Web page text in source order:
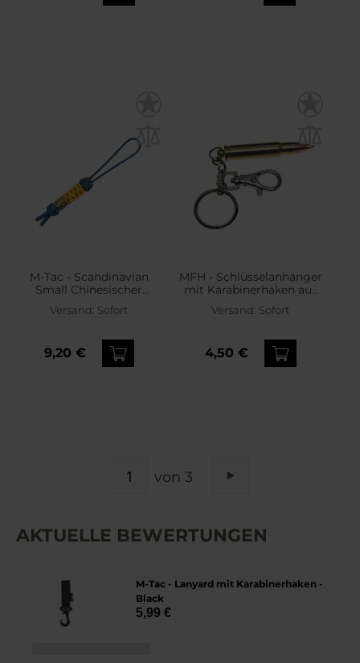
M-Tac - Scandinavian
Small Chinesischer
Knoten - Degenband -
Full Color
Versand: Sofort
9,20 €
MFH - Schlüsselanhänger
mit Karabinerhaken aus
Metall - Patrone 5,56 mm
Versand: Sofort
4,50 €
von 3
AKTUELLE BEWERTUNGEN
M-Tac - Lanyard mit Karabinerhaken -
Black
5,99 €